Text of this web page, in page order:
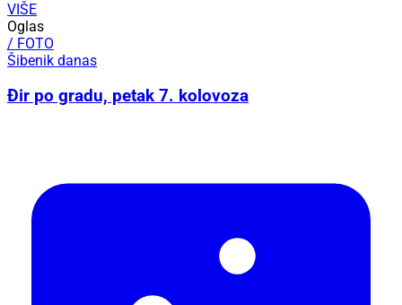
VIŠE
Oglas
/ FOTO
Šibenik danas
Đir po gradu, petak 7. kolovoza